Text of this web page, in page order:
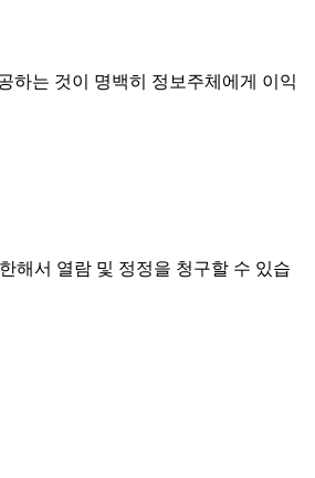
하는 것이 명백히 정보주체에게 이익
해서 열람 및 정정을 청구할 수 있습